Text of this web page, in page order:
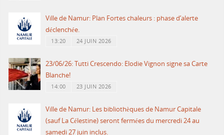
Ville de Namur: Plan Fortes chaleurs : phase d’alerte
déclenchée.
13:20 24 JUIN 2026
23/06/26: Tutti Crescendo: Elodie Vignon signe sa Carte
Blanche!
14:00 23 JUIN 2026
Ville de Namur: Les bibliothèques de Namur Capitale
(sauf La Célestine) seront fermées du mercredi 24 au
samedi 27 juin inclus.